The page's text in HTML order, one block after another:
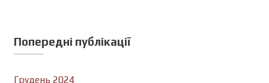
Попередні публікації
Грудень 2024